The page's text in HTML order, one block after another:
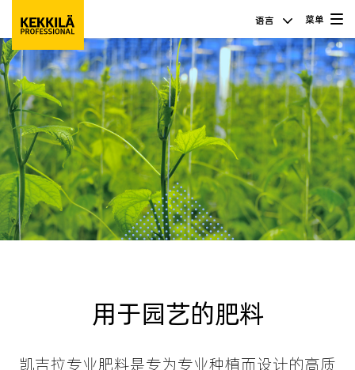
菜单
语言
用于园艺的肥料
凯吉拉专业肥料是专为专业种植而设计的高质